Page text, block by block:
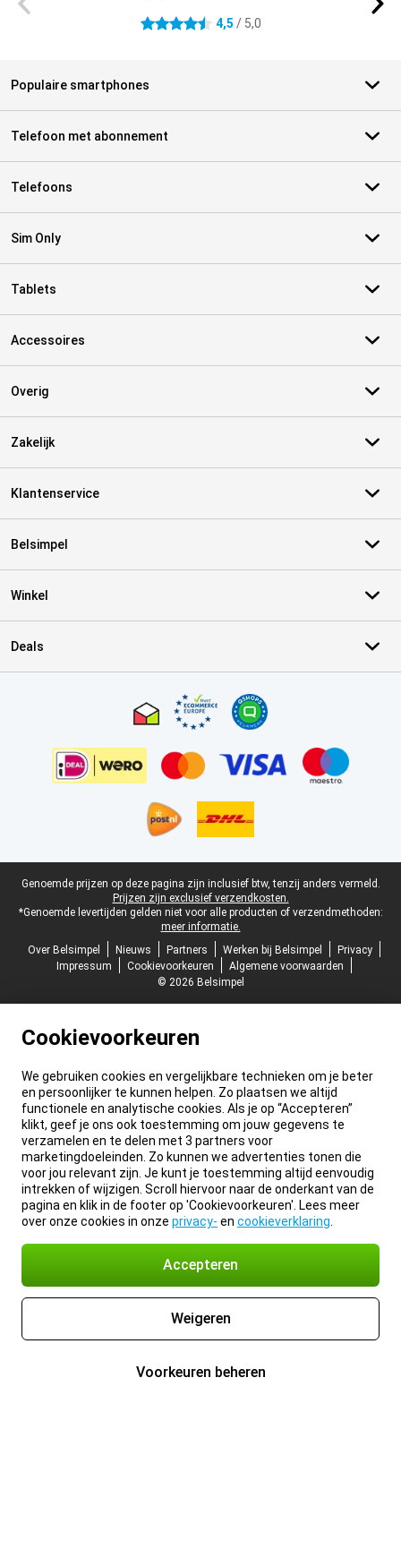
4.5 sterren 4,5 / 5,0
Populaire smartphones
Telefoon met abonnement
Telefoons
Sim Only
Tablets
Accessoires
Overig
Zakelijk
Klantenservice
Belsimpel
Winkel
Deals
Juridische voettekst
Genoemde prijzen op deze pagina zijn inclusief btw, tenzij anders vermeld.
Prijzen zijn exclusief verzendkosten.
*Genoemde levertijden gelden niet voor alle producten of verzendmethoden:
meer informatie.
Over Belsimpel
Nieuws Partners Werken bij Belsimpel
Privacy
Impressum
Cookievoorkeuren
Algemene voorwaarden
© 2026 Belsimpel
Cookievoorkeuren
We gebruiken cookies en vergelijkbare technieken om je beter
en persoonlijker te kunnen helpen. Zo plaatsen we altijd
functionele en analytische cookies. Als je op “Accepteren”
klikt, geef je ons ook toestemming om jouw gegevens te
verzamelen en te delen met 3 partners voor
marketingdoeleinden. Zo kunnen we advertenties tonen die
voor jou relevant zijn. Je kunt je toestemming altijd eenvoudig
intrekken of wijzigen. Scroll hiervoor naar de onderkant van de
pagina en klik in de footer op 'Cookievoorkeuren'. Lees meer
over onze cookies in onze privacy- en cookieverklaring
Accepteren
Weigeren
Voorkeuren beheren